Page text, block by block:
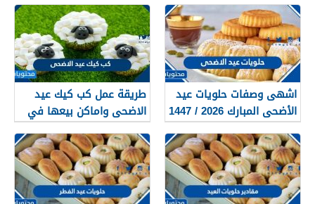
اشهى وصفات حلويات عيد
الأضحى المبارك 2026 / 1447
طريقة عمل كب كيك عيد
الاضحى واماكن بيعها في
السعودية 2026 / 1447